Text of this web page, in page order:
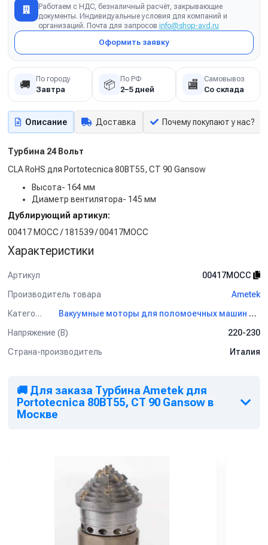
Работаем с НДС, безналичный расчёт, закрывающие
документы. Индивидуальные условия для компаний и
организаций. Почта для запросов info@shop-avd.ru
Оформить заявку
🚚 По городу
Завтра 📦 По РФ
2–5 дней 🏬 Самовывоз
Со склада
Описание Доставка Почему покупают у нас?
Турбина 24 Вольт
CLA RoHS для Portotecnica 80BT55, CT 90 Gansow
Высота- 164 мм
Диаметр вентилятора- 145 мм
Дублирующий артикул:
00417 MOCC / 181539 / 00417MOCC
Характеристики
Артикул
00417MOCC
Производитель товара
Ametek
Категория
Вакуумные моторы для поломоечных машин Ametek
Напряжение (В)
220-230
Страна-производитель
Италия
🚚 Для заказа Турбина Ametek для
Portotecnica 80BT55, CT 90 Gansow в
Москве